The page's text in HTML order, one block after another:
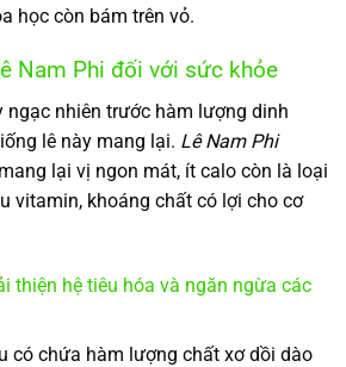
học còn bám trên vỏ.
Nam Phi đối với sức khỏe
ngạc nhiên trước hàm lượng dinh
lê này mang lại. Lê Nam Phi
lại vị ngon mát, ít calo còn là loại
vitamin, khoáng chất có lợi cho cơ
thiện hệ tiêu hóa và ngăn ngừa các
có chứa hàm lượng chất xơ dồi dào